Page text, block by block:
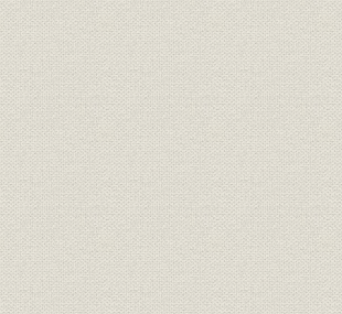
第3節 三井物産船舶部の飛躍
第6章 戦時統制下の海運
第1節 日本商船隊の崩壊
第2節 船舶運営会の活動
第3節 戦時下の大阪商船
第4節 三井船舶株式会社の独立
第7章 占領下の海運業